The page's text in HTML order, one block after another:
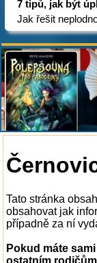
7 tipů, jak být
Jak řešit
Tato stránka
obsahovat jak
případně za ní
Pokud máte
ostatním